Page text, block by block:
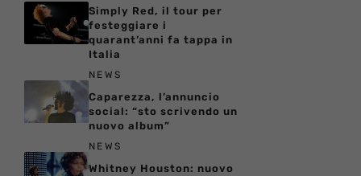
Simply Red, il tour per
festeggiare i
quarant’anni fa tappa in
Italia
NEWS
Caparezza, l’annuncio
social: “sto scrivendo un
nuovo album”
NEWS
Whitney Houston: nuovo